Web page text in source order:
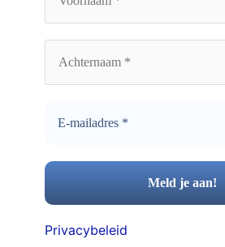
Privacybeleid